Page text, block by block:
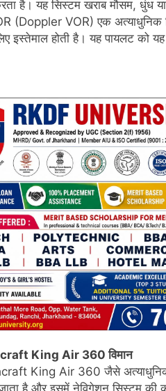
है। यह सिस्टम खराब मौसम, धुंध
(Doppler VOR) एक अत्याधुनिक
इस्तेमाल होती है। यह पायलट को
King Air 360 विमान
King Air 360 जैसे अत्याधुनिक
जाता है और इसमें नेविगेशन सिस्टम